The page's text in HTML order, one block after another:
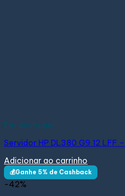
Em destaque
Servidor HP DL380 G9 12 LFF –
Adicionar ao carrinho
💰Ganhe 5% de Cashback
-42%